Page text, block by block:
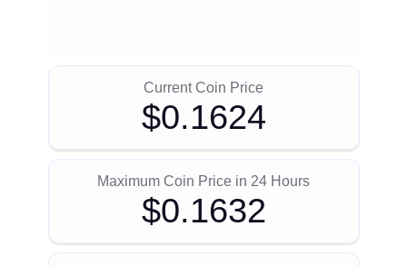
Current Coin Price
$0.1624
Maximum Coin Price in 24 Hours
$0.1632